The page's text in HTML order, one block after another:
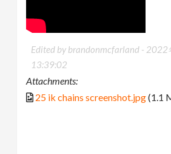
Edited by brandonmcfarland - 2022
13:39:02
Attachments:
25 ik chains screenshot.jpg(1.1